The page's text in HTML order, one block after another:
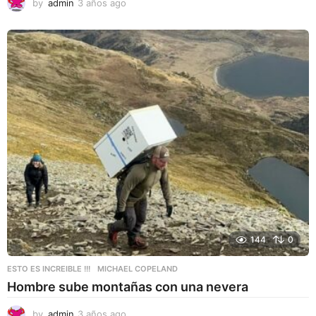
by admin 3 años ago
ñ
o
s
a
o
144 0
ESTO ES INCREIBLE !!! MICHAEL COPELAND
Hombre sube montañas con una nevera